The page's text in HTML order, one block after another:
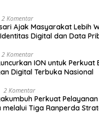
2 Komentar
Ajak Masyarakat Lebih
Digital dan Data
2 Komentar
ION untuk Perkuat
Digital Terbuka Nasional
2 Komentar
Perkuat
melalui Tiga Ranperda